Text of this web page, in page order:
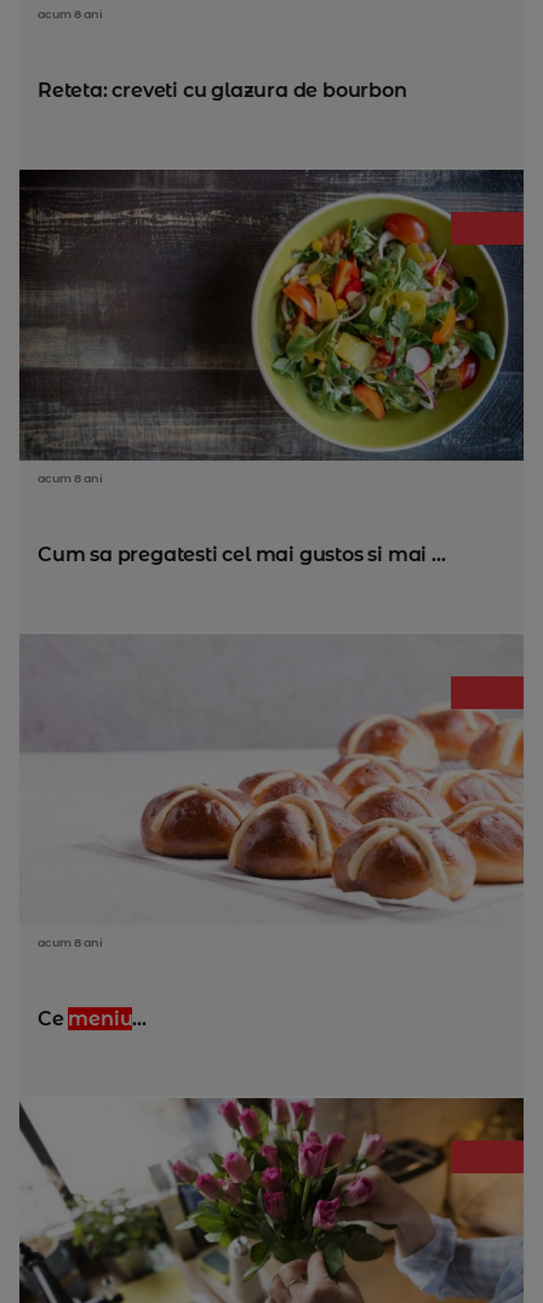
acum 8 ani
Reteta: creveti cu glazura de bourbon
acum 8 ani
Cum sa pregatesti cel mai gustos si mai ...
acum 8 ani
Ce meniu...